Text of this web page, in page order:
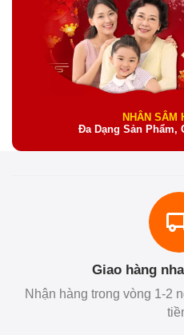
NHÂN SÂM
Đa Dạng Sản Phẩm,
Giao hàng
Nhận hàng trong vòng 1-2